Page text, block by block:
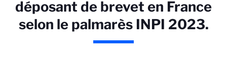
déposant de brevet en France
selon le palmarès INPI 2023.